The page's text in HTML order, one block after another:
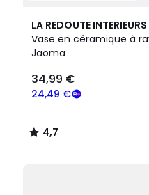
LA REDOUTE INTERIEURS
Vase en céramique à
Jaoma
€
souscrivez
programme
24,49 €
34,99 €
4,7
/ 5
7
Couleurs
4,7
/